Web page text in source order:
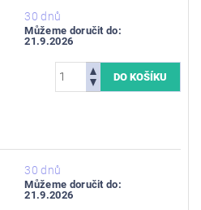
30 dnů
Můžeme doručit do:
21.9.2026
30 dnů
Můžeme doručit do:
21.9.2026